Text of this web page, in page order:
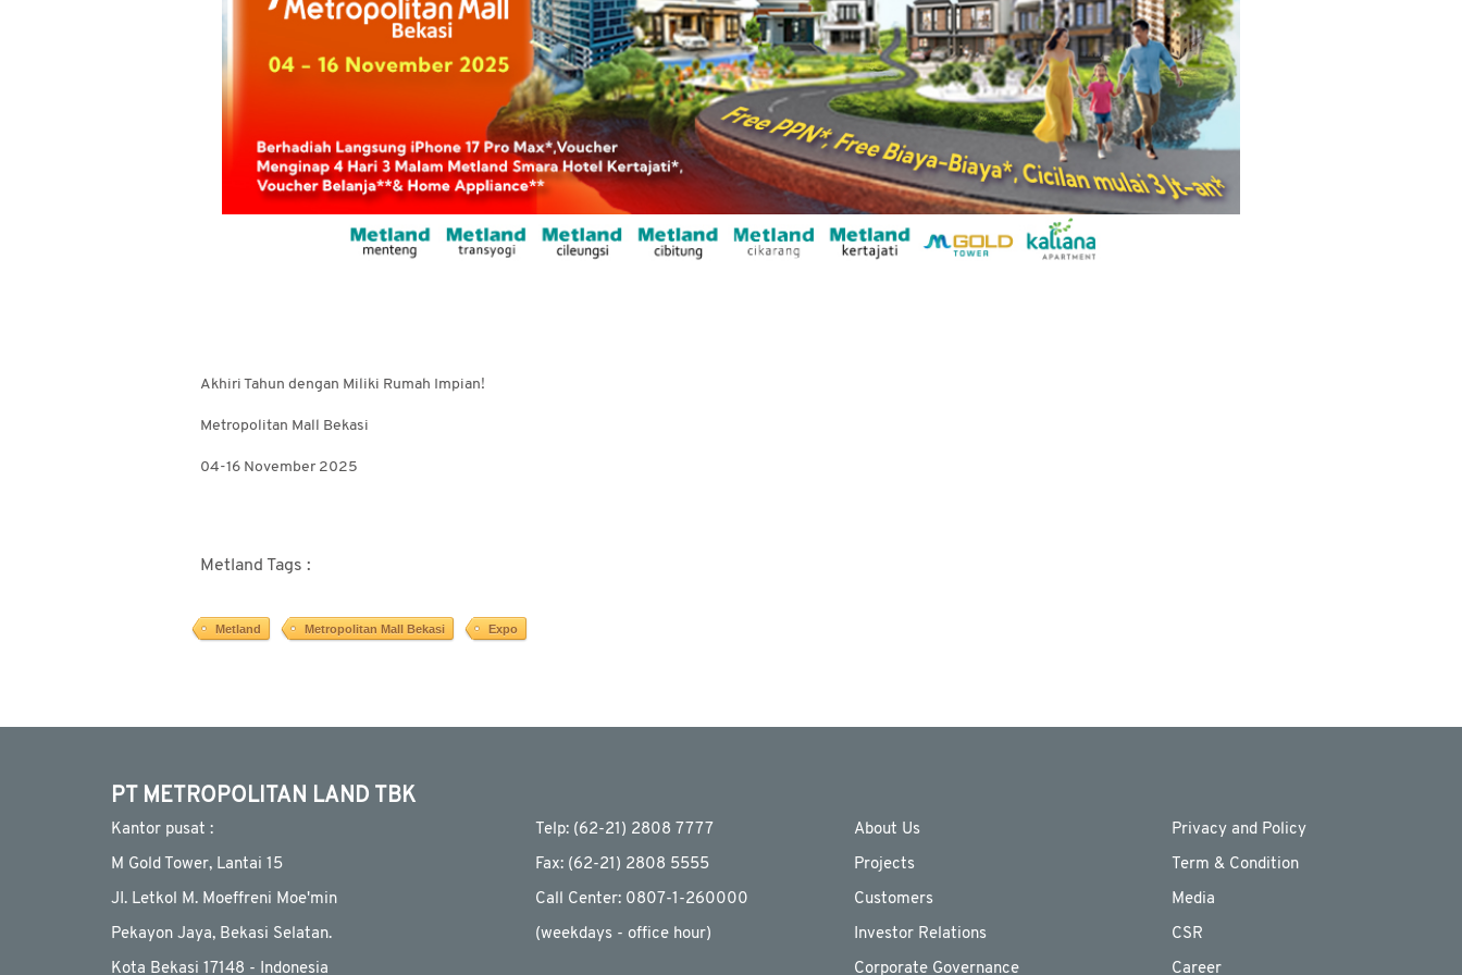
Akhiri Tahun dengan Miliki Rumah Impian!
Metropolitan Mall Bekasi
04-16 November 2025
Metland Tags :
Metland Metropolitan Mall Bekasi Expo
PT METROPOLITAN LAND TBK
Kantor pusat :
M Gold Tower, Lantai 15
JI. Letkol M. Moeffreni Moe'min
Pekayon Jaya, Bekasi Selatan.
Kota Bekasi 17148 - Indonesia
Telp: (62-21) 2808 7777
Fax: (62-21) 2808 5555
Call Center: 0807-1-260000
(weekdays - ofﬁce hour)
About Us
Projects
Customers
Investor Relations
Corporate Governance
Privacy and Policy
Term & Condition
Media
CSR
Career